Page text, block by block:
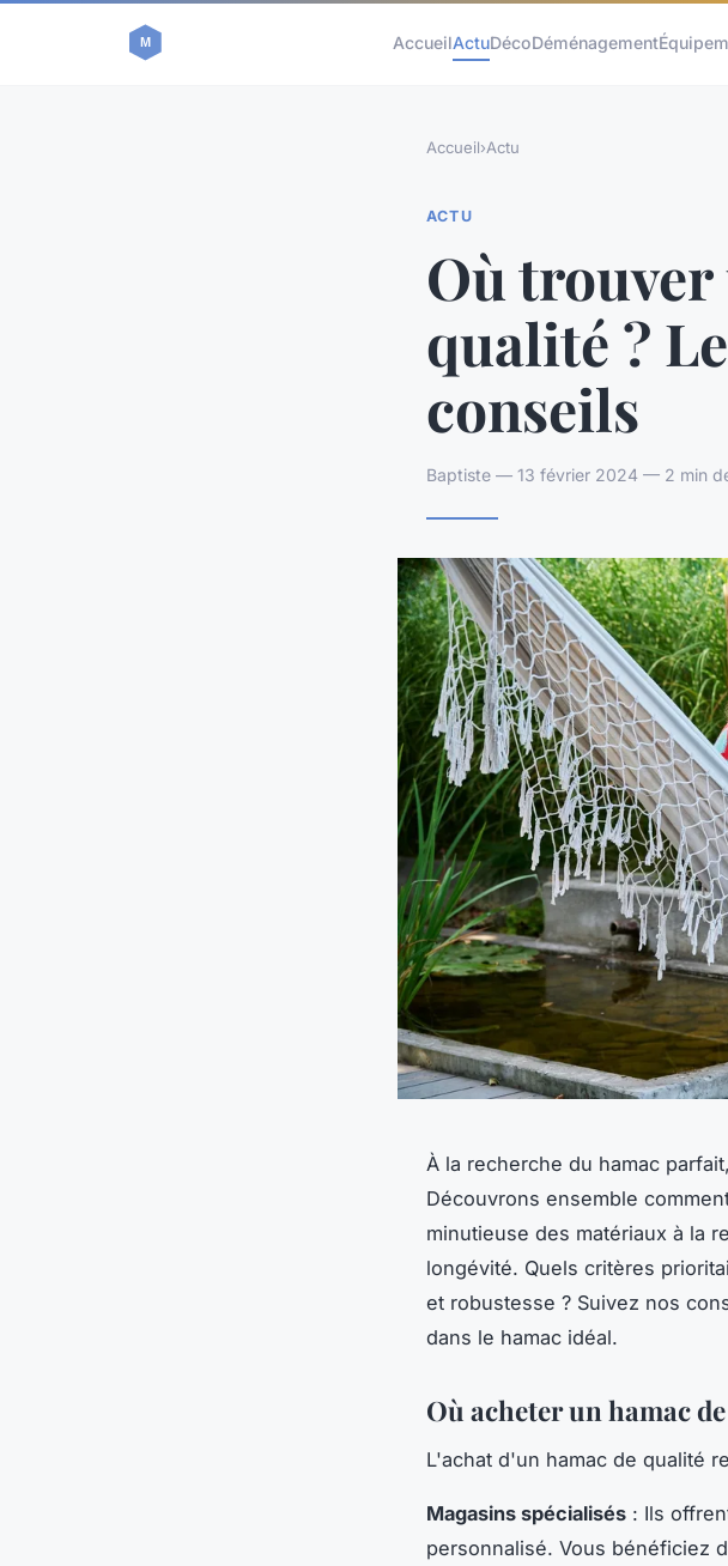
AccueilActuDécoDéménagement
Accueil›Actu
ACTU
Où trouver
qualité ?
conseils
Baptiste — 13 février 2024 — 2 min
À la recherche du hamac
Découvrons ensemble
minutieuse des matériaux à la
longévité. Quels critères
et robustesse ? Suivez nos
dans le hamac idéal.
Où acheter un hamac
L'achat d'un hamac de qualité
Magasins spécialisés : Ils
personnalisé. Vous bénéficiez